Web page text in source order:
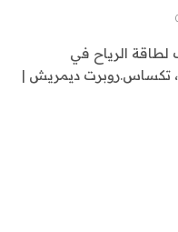
الرياح في
تكساس.روبرت ديمريش |